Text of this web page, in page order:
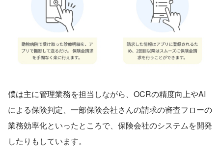
僕は主に管理業務を担当しながら、OCRの精度向上やAI
による保険判定、一部保険会社さんの請求の審査フローの
業務効率化といったところで、保険会社のシステムを開発
したりもしています。